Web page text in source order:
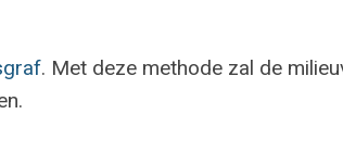
. Met deze methode zal de